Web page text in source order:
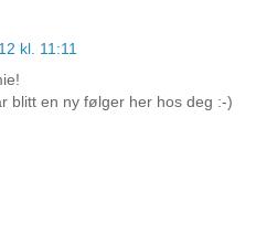
kl. 11:11
blitt en ny følger her hos deg :-)